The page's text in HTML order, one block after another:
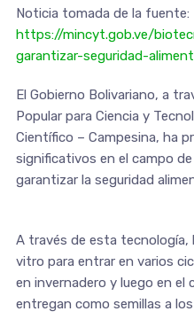
Noticia tomada de la fuente:
https://mincyt.gob.ve/
garantizar-seguridad-
El Gobierno Bolivariano, a
Popular para Ciencia y
Científico – Campesina, ha
significativos en el campo
garantizar la seguridad
A través de esta tecnología,
vitro para entrar en varios
en invernadero y luego en el
entregan como semillas a